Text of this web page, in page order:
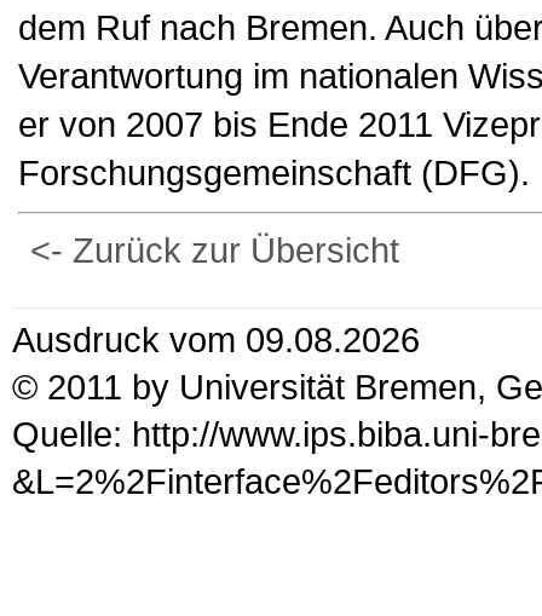
dem Ruf nach Bremen. Auch
Verantwortung im nationalen
er von 2007 bis Ende 2011
Forschungsgemeinschaft (DFG).
<- Zurück zur Übersicht
Ausdruck vom 09.08.2026
© 2011 by Universität Bremen,
Quelle: http://www.ips.biba.uni-